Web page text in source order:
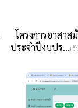
โครงการอาสา
ประจำปีงบปร...[วั